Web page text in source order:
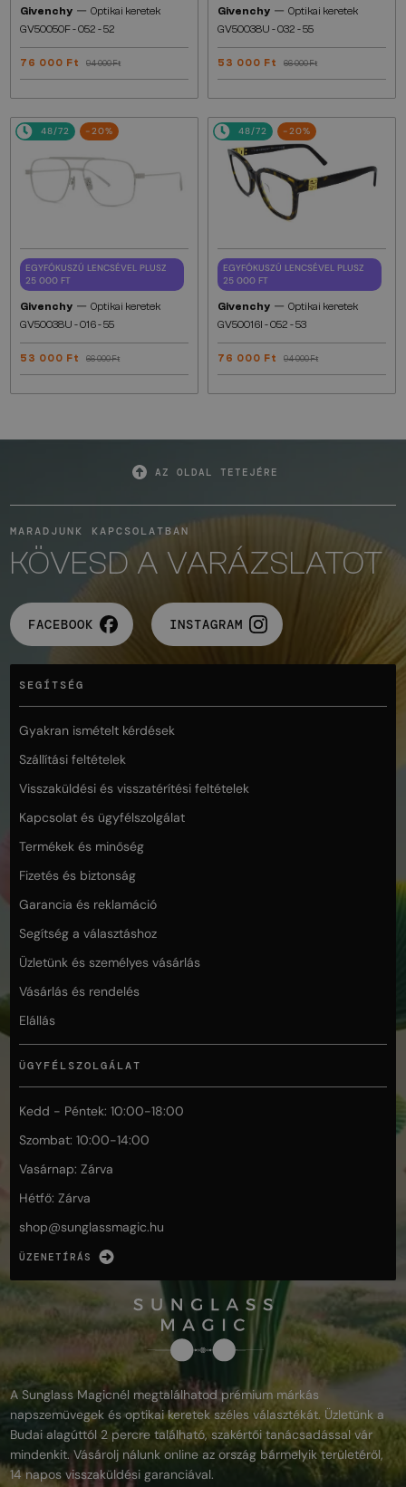
Givenchy — Optikai keretek
GV50050F - 052 - 52
76 000 Ft 94 000 Ft
Givenchy — Optikai keretek
GV50038U - 032 - 55
53 000 Ft 66 000 Ft
48/72 -20%
EGYFÓKUSZÚ LENCSÉVEL PLUSZ
25 000 FT
Givenchy — Optikai keretek
GV50038U - 016 - 55
53 000 Ft 66 000 Ft
48/72 -20%
EGYFÓKUSZÚ LENCSÉVEL PLUSZ
25 000 FT
Givenchy — Optikai keretek
GV50016I - 052 - 53
76 000 Ft 94 000 Ft
AZ OLDAL TETEJÉRE
MARADJUNK KAPCSOLATBAN
KÖVESD A VARÁZSLATOT
FACEBOOK INSTAGRAM
SEGÍTSÉG
Gyakran ismételt kérdések
Szállítási feltételek
Visszaküldési és visszatérítési feltételek
Kapcsolat és ügyfélszolgálat
Termékek és minőség
Fizetés és biztonság
Garancia és reklamáció
Segítség a választáshoz
Üzletünk és személyes vásárlás
Vásárlás és rendelés
Elállás
ÜGYFÉLSZOLGÁLAT
Kedd - Péntek: 10:00-18:00
Szombat: 10:00-14:00
Vasárnap: Zárva
Hétfő: Zárva
shop@sunglassmagic.hu
ÜZENETÍRÁS
A Sunglass Magicnél megtalálhatod prémium márkás
napszemüvegek és optikai keretek széles választékát. Üzletünk a
Budai alagúttól 2 percre található, szakértői tanácsadással vár
mindenkit. Vásárolj nálunk online az ország bármelyik területéről,
14 napos visszaküldési garanciával.